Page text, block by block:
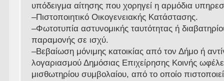
υπόδειγμα αίτησης που χορηγεί η αρμόδια
–Πιστοποιητικό Οικογενειακής Κατάστασης.
–Φωτοτυπία αστυνομικής ταυτότητας ή
παραμονής σε ισχύ.
–Βεβαίωση μόνιμης κατοικίας από τον Δήμο ή
λογαριασμού Δημόσιας Επιχείρησης Κοινής
μισθωτηρίου συμβολαίου, από το οποίο